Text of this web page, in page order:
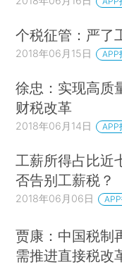
个税征管：严了
2018年06月15日 APP
徐忠：实现高质
财税改革
2018年06月14日 APP
工薪所得占比近
否告别工薪税？
2018年06月06日
贾康：中国税制
需推进直接税改